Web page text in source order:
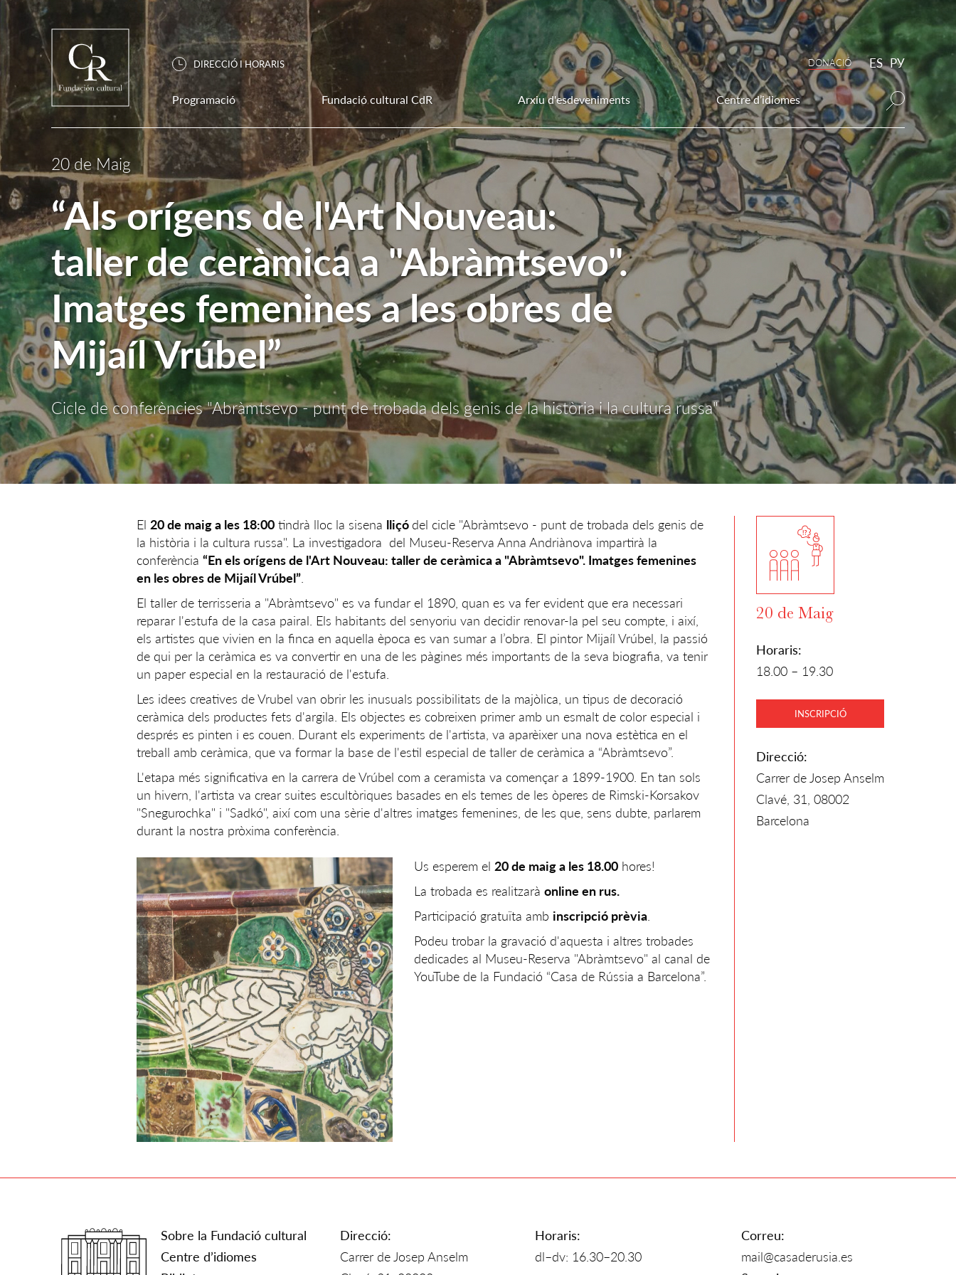
DIRECCIÓ I HORARIS DONAСIÓ ES РУ
Programació Fundació cultural CdR Arxiu d'esdeveniments Centre d’idiomes
20 de Maig
“Als orígens de l'Art Nouveau:
taller de ceràmica a "Abràmtsevo".
Imatges femenines a les obres de
Mijaíl Vrúbel”
Cicle de conferències "Abràmtsevo - punt de trobada dels genis de la història i la cultura russa"
El 20 de maig a les 18:00 tindrà lloc la sisena lliçó del cicle "Abràmtsevo - punt de trobada dels genis de
la història i la cultura russa". La investigadora del Museu-Reserva Anna Andriànova impartirà la
conferència “En els orígens de l'Art Nouveau: taller de ceràmica a "Abràmtsevo". Imatges femenines
en les obres de Mijaíl Vrúbel”
El taller de terrisseria a "Abràmtsevo" es va fundar el 1890, quan es va fer evident que era necessari
reparar l'estufa de la casa pairal. Els habitants del senyoriu van decidir renovar-la pel seu compte, i així,
els artistes que vivien en la finca en aquella època es van sumar a l’obra. El pintor Mijaíl Vrúbel, la passió
de qui per la ceràmica es va convertir en una de les pàgines més importants de la seva biografia, va tenir
un paper especial en la restauració de l'estufa.
Les idees creatives de Vrubel van obrir les inusuals possibilitats de la majòlica, un tipus de decoració
ceràmica dels productes fets d'argila. Els objectes es cobreixen primer amb un esmalt de color especial i
després es pinten i es couen. Durant els experiments de l'artista, va aparèixer una nova estètica en el
treball amb ceràmica, que va formar la base de l'estil especial de taller de ceràmica a “Abràmtsevo”.
L'etapa més significativa en la carrera de Vrúbel com a ceramista va començar a 1899-1900. En tan sols
un hivern, l'artista va crear suites escultòriques basades en els temes de les òperes de Rimski-Korsakov
"Snegurochka" i "Sadkó", així com una sèrie d'altres imatges femenines, de les que, sens dubte, parlarem
durant la nostra pròxima conferència.
Us esperem el 20 de maig a les 18.00 hores!
La trobada es realitzarà online en rus.
Participació gratuïta amb inscripció prèvia
Podeu trobar la gravació d'aquesta i altres trobades
dedicades al Museu-Reserva "Abràmtsevo" al canal de
YouTube de la Fundació “Casa de Rússia a Barcelona”.
20 de Maig
Horaris:
18.00 – 19.30
INSCRIPCIÓ
Direcció:
Carrer de Josep Anselm
Clavé, 31, 08002
Barcelona
Sobre la Fundació cultural
Centre d’idiomes
Direcció:
Carrer de Josep Anselm
Horaris:
dl–dv: 16.30–20.30
Correu:
mail@casaderusia.es